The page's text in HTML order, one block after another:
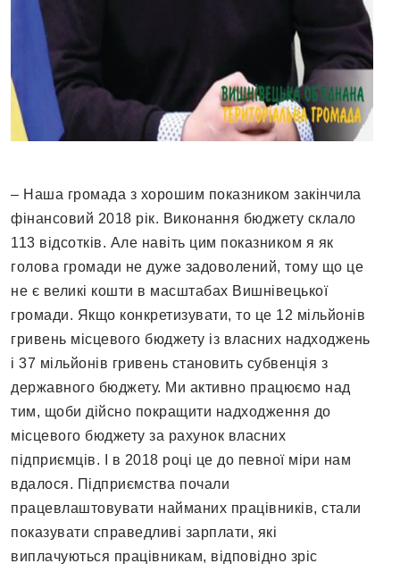
– Наша громада з хорошим показником закінчила
фінансовий 2018 рік. Виконання бюджету склало
113 відсотків. Але навіть цим показником я як
голова громади не дуже задоволений, тому що це
не є великі кошти в масштабах Вишнівецької
громади. Якщо конкретизувати, то це 12 мільйонів
гривень місцевого бюджету із власних надходжень
і 37 мільйонів гривень становить субвенція з
державного бюджету. Ми активно працюємо над
тим, щоби дійсно покращити надходження до
місцевого бюджету за рахунок власних
підприємців. І в 2018 році це до певної міри нам
вдалося. Підприємства почали
працевлаштовувати найманих працівників, стали
показувати справедливі зарплати, які
виплачуються працівникам, відповідно зріс